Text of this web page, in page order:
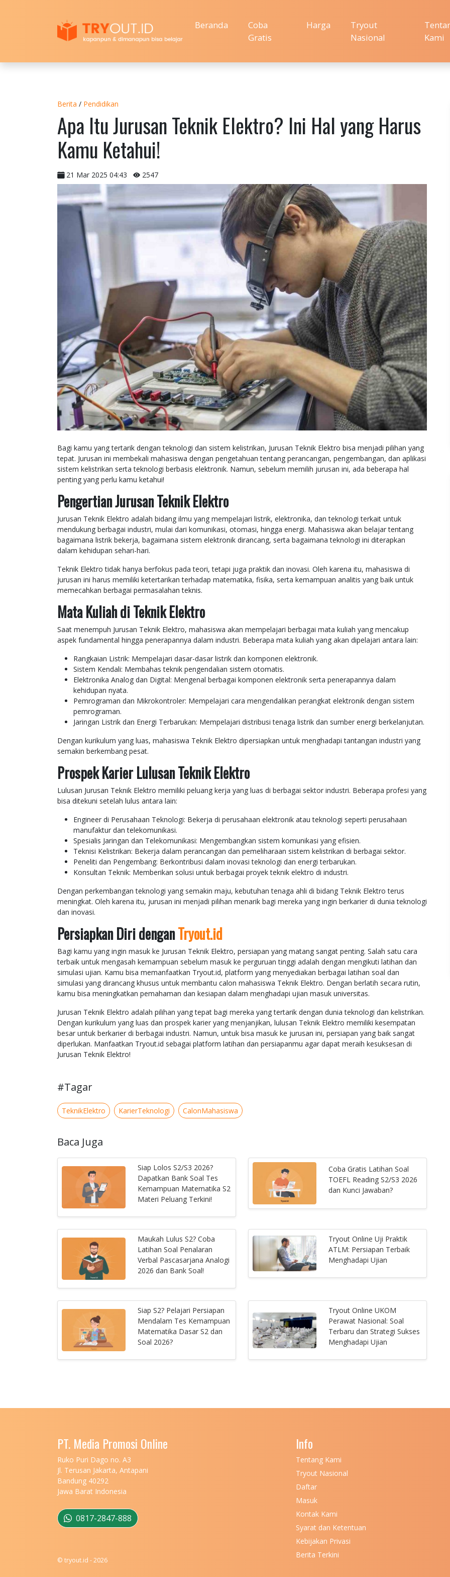
Beranda
Coba
Gratis
Harga
Tryout
Nasional
Kami
Berita / Pendidikan
Apa Itu Jurusan Teknik Elektro? Ini Hal yang Harus
Kamu Ketahui!
21 Mar 2025 04:43 2547
Bagi kamu yang tertarik dengan teknologi dan sistem kelistrikan, Jurusan Teknik Elektro bisa menjadi pilihan yang
tepat. Jurusan ini membekali mahasiswa dengan pengetahuan tentang perancangan, pengembangan, dan aplikasi
sistem kelistrikan serta teknologi berbasis elektronik. Namun, sebelum memilih jurusan ini, ada beberapa hal
penting yang perlu kamu ketahui!
Pengertian Jurusan Teknik Elektro
Jurusan Teknik Elektro adalah bidang ilmu yang mempelajari listrik, elektronika, dan teknologi terkait untuk
mendukung berbagai industri, mulai dari komunikasi, otomasi, hingga energi. Mahasiswa akan belajar tentang
bagaimana listrik bekerja, bagaimana sistem elektronik dirancang, serta bagaimana teknologi ini diterapkan
dalam kehidupan sehari-hari.
Teknik Elektro tidak hanya berfokus pada teori, tetapi juga praktik dan inovasi. Oleh karena itu, mahasiswa di
jurusan ini harus memiliki ketertarikan terhadap matematika, fisika, serta kemampuan analitis yang baik untuk
memecahkan berbagai permasalahan teknis.
Mata Kuliah di Teknik Elektro
Saat menempuh Jurusan Teknik Elektro, mahasiswa akan mempelajari berbagai mata kuliah yang mencakup
aspek fundamental hingga penerapannya dalam industri. Beberapa mata kuliah yang akan dipelajari antara lain:
Rangkaian Listrik: Mempelajari dasar-dasar listrik dan komponen elektronik.
Sistem Kendali: Membahas teknik pengendalian sistem otomatis.
Elektronika Analog dan Digital: Mengenal berbagai komponen elektronik serta penerapannya dalam
kehidupan nyata.
Pemrograman dan Mikrokontroler: Mempelajari cara mengendalikan perangkat elektronik dengan sistem
pemrograman.
Jaringan Listrik dan Energi Terbarukan: Mempelajari distribusi tenaga listrik dan sumber energi berkelanjutan.
Dengan kurikulum yang luas, mahasiswa Teknik Elektro dipersiapkan untuk menghadapi tantangan industri yang
semakin berkembang pesat.
Prospek Karier Lulusan Teknik Elektro
Lulusan Jurusan Teknik Elektro memiliki peluang kerja yang luas di berbagai sektor industri. Beberapa profesi yang
bisa ditekuni setelah lulus antara lain:
Engineer di Perusahaan Teknologi: Bekerja di perusahaan elektronik atau teknologi seperti perusahaan
manufaktur dan telekomunikasi.
Spesialis Jaringan dan Telekomunikasi: Mengembangkan sistem komunikasi yang efisien.
Teknisi Kelistrikan: Bekerja dalam perancangan dan pemeliharaan sistem kelistrikan di berbagai sektor.
Peneliti dan Pengembang: Berkontribusi dalam inovasi teknologi dan energi terbarukan.
Konsultan Teknik: Memberikan solusi untuk berbagai proyek teknik elektro di industri.
Dengan perkembangan teknologi yang semakin maju, kebutuhan tenaga ahli di bidang Teknik Elektro terus
meningkat. Oleh karena itu, jurusan ini menjadi pilihan menarik bagi mereka yang ingin berkarier di dunia teknologi
dan inovasi.
Persiapkan Diri denganTryout.id
Bagi kamu yang ingin masuk ke Jurusan Teknik Elektro, persiapan yang matang sangat penting. Salah satu cara
terbaik untuk mengasah kemampuan sebelum masuk ke perguruan tinggi adalah dengan mengikuti latihan dan
simulasi ujian. Kamu bisa memanfaatkan Tryout.id, platform yang menyediakan berbagai latihan soal dan
simulasi yang dirancang khusus untuk membantu calon mahasiswa Teknik Elektro. Dengan berlatih secara rutin,
kamu bisa meningkatkan pemahaman dan kesiapan dalam menghadapi ujian masuk universitas.
Jurusan Teknik Elektro adalah pilihan yang tepat bagi mereka yang tertarik dengan dunia teknologi dan kelistrikan.
Dengan kurikulum yang luas dan prospek karier yang menjanjikan, lulusan Teknik Elektro memiliki kesempatan
besar untuk berkarier di berbagai industri. Namun, untuk bisa masuk ke jurusan ini, persiapan yang baik sangat
diperlukan. Manfaatkan Tryout.id sebagai platform latihan dan persiapanmu agar dapat meraih kesuksesan di
Jurusan Teknik Elektro!
#Tagar
TeknikElektro KarierTeknologi CalonMahasiswa
Baca Juga
Siap Lolos S2/S3 2026?
Dapatkan Bank Soal Tes
Kemampuan Matematika S2
Materi Peluang Terkini!
Coba Gratis Latihan Soal
TOEFL Reading S2/S3 2026
dan Kunci Jawaban?
Maukah Lulus S2? Coba
Latihan Soal Penalaran
Verbal Pascasarjana Analogi
2026 dan Bank Soal!
Tryout Online Uji Praktik
ATLM: Persiapan Terbaik
Menghadapi Ujian
Siap S2? Pelajari Persiapan
Mendalam Tes Kemampuan
Matematika Dasar S2 dan
Soal 2026?
Tryout Online UKOM
Perawat Nasional: Soal
Terbaru dan Strategi Sukses
Menghadapi Ujian
PT. Media Promosi Online
Ruko Puri Dago no. A3
Jl. Terusan Jakarta, Antapani
Bandung 40292
Jawa Barat Indonesia
0817-2847-888
© tryout.id - 2026
Info
Tentang Kami
Tryout Nasional
Daftar
Masuk
Kontak Kami
Syarat dan Ketentuan
Kebijakan Privasi
Berita Terkini